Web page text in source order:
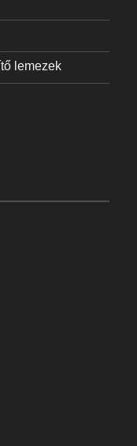
lemezek